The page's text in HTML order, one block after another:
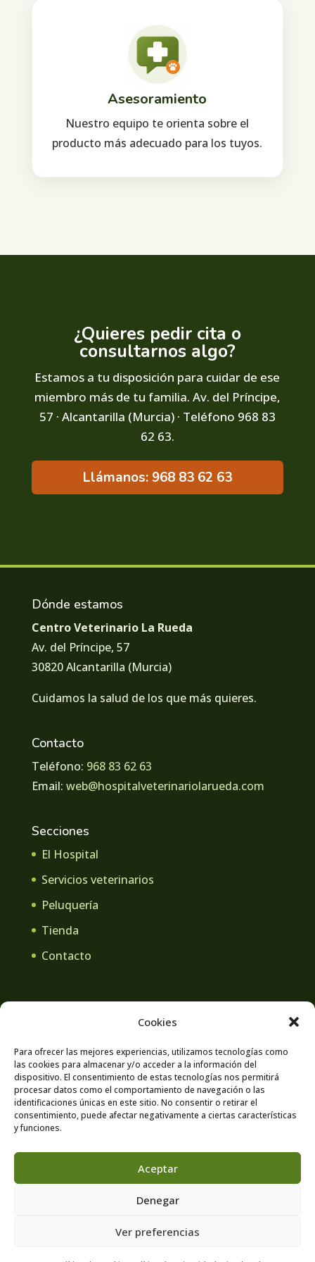
Cookies
Para ofrecer las mejores experiencias, utilizamos tecnologías como
las cookies para almacenar y/o acceder a la información del
dispositivo. El consentimiento de estas tecnologías nos permitirá
procesar datos como el comportamiento de navegación o las
identificaciones únicas en este sitio. No consentir o retirar el
consentimiento, puede afectar negativamente a ciertas características
y funciones.
Aceptar
Denegar
Ver preferencias
Asesoramiento
Nuestro equipo te orienta sobre el
producto más adecuado para los tuyos.
¿Quieres pedir cita o
consultarnos algo?
Estamos a tu disposición para cuidar de ese
miembro más de tu familia. Av. del Príncipe,
57 · Alcantarilla (Murcia) · Teléfono 968 83
62 63.
Llámanos: 968 83 62 63
Dónde estamos
Centro Veterinario La Rueda
Av. del Príncipe, 57
30820 Alcantarilla (Murcia)
Cuidamos la salud de los que más quieres.
Contacto
Teléfono: 968 83 62 63
Email: web@hospitalveterinariolarueda.com
Secciones
El Hospital
Servicios veterinarios
Peluquería
Tienda
Contacto
Aviso legal
Política de privacidad
Contacto
Política de cookies
© 2026 Centro Veterinario La Rueda · Israel